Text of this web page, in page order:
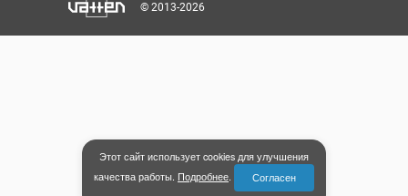
© 2013-2026
Этот сайт использует cookies для улучшения
качества работы. Подробнее. Согласен